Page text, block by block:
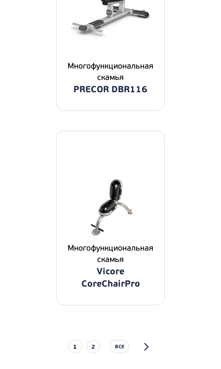
Многофункциональная
скамья
PRECOR DBR116
Многофункциональная
скамья
Vicore
CoreChairPro
1 2 ВСЕ